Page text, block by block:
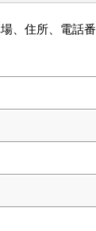
、住所、電話番